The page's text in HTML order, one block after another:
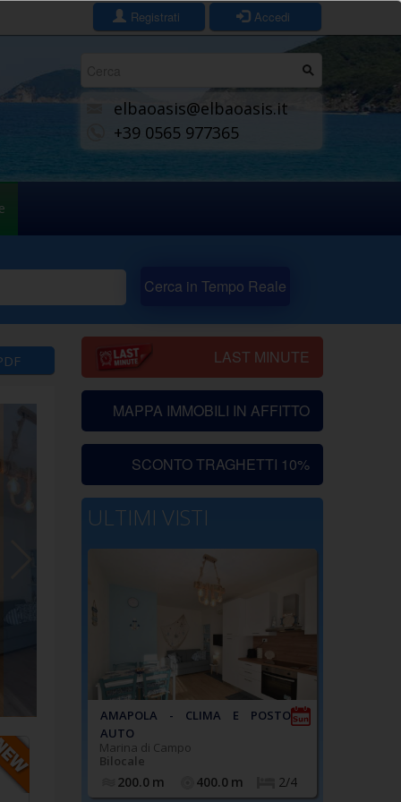
Registrati Accedi
di
ricerca
elbaoasis@elbaoasis.it
+39 0565 977365
Cerca in Tempo Reale
LAST MINUTE
MAPPA IMMOBILI IN AFFITTO
SCONTO TRAGHETTI 10%
ULTIMI VISTI
AMAPOLA - CLIMA E POSTO
AUTO
Marina di Campo
Bilocale
200.0 m 400.0 m 2/4